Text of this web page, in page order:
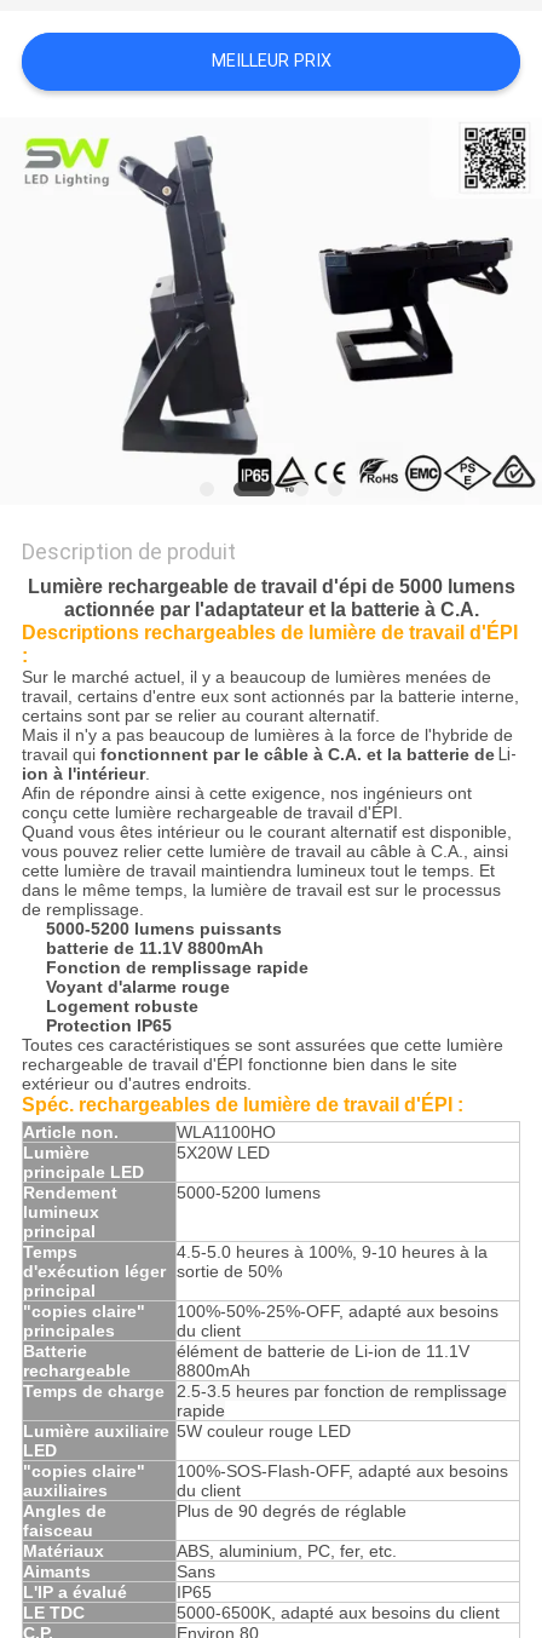
NOUVELLES
LES
AFFAIRES
POLITIQUE
CONFIDENTIALITÉ
MEILLEUR PRIX
Description de produit
Lumière rechargeable de travail d'épi de 5000 lumens
actionnée par l'adaptateur et la batterie à C.A.
Descriptions rechargeables de lumière de travail d' ÉPI
:
Sur le marché actuel, il y a beaucoup de lumières menées de
travail, certains d'entre eux sont actionnés par la batterie interne,
certains sont par se relier au courant alternatif.
Mais il n'y a pas beaucoup de lumières à la force de l'hybride de
travail qui fonctionnent par le câble à C.A. et la batterie deLi-
ion à l'intérieur.
Afin de répondre ainsi à cette exigence, nos ingénieurs ont
conçu cette lumière rechargeable de travail d'ÉPI.
Quand vous êtes intérieur ou le courant alternatif est disponible,
vous pouvez relier cette lumière de travail au câble à C.A., ainsi
cette lumière de travail maintiendra lumineux tout le temps. Et
dans le même temps, la lumière de travail est sur le processus
de remplissage.
5000-5200 lumens puissants
batterie de 11.1V 8800mAh
Fonction de remplissage rapide
Voyant d'alarme rouge
Logement robuste
Protection IP65
Toutes ces caractéristiques se sont assurées que cette lumière
rechargeable de travail d'ÉPI fonctionne bien dans le site
extérieur ou d'autres endroits.
Spéc. rechargeables de lumière de travail d' ÉPI :
Article non.
WLA1100HO
Lumière
principale LED
5X20W LED
Rendement
lumineux
principal
5000-5200 lumens
Temps
d'exécution léger
principal
4.5-5.0 heures à 100%, 9-10 heures à la
sortie de 50%
"copies claire"
principales
100%-50%-25%-OFF, adapté aux besoins
du client
Batterie
rechargeable
élément de batterie de Li-ion de 11.1V
8800mAh
Temps de charge
2.5-3.5 heures par fonction de remplissage
rapide
Lumière auxiliaire
LED
5W couleur rouge LED
"copies claire"
auxiliaires
100%-SOS-Flash-OFF, adapté aux besoins
du client
Angles de
faisceau
Plus de 90 degrés de réglable
Matériaux
ABS, aluminium, PC, fer, etc.
Aimants
Sans
L'IP a évalué
IP65
LE TDC
5000-6500K, adapté aux besoins du client
C.P.
Environ 80